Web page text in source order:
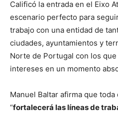
Calificó la entrada en el Eixo
escenario perfecto para
trabajo con una entidad de
ciudades, ayuntamientos y
Norte de Portugal con los
intereses en un momento
Manuel Baltar afirma que
“fortalecerá las líneas de